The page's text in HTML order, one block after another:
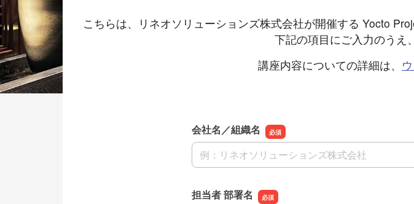
こちらは、リネオソリューションズ株式会社が開催する Yocto
下記の項目にご入力のうえ
講座内容についての詳細は、
会社名／組織名
会社名／組織名
担当者 部署名